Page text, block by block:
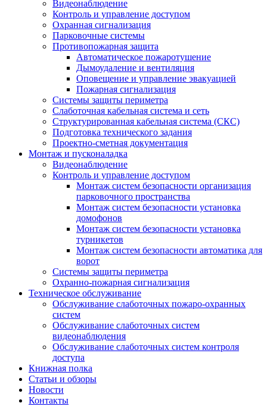
Видеонаблюдение
Контроль и управление доступом
Охранная сигнализация
Парковочные системы
Противопожарная защита
Автоматическое пожаротушение
Дымоудаление и вентиляция
Оповещение и управление эвакуацией
Пожарная сигнализация
Системы защиты периметра
Слаботочная кабельная система и сеть
Структурированная кабельная система (СКС)
Подготовка технического задания
Проектно-сметная документация
Монтаж и пусконаладка
Видеонаблюдение
Контроль и управление доступом
Монтаж систем безопасности организация
парковочного пространства
Монтаж систем безопасности установка
домофонов
Монтаж систем безопасности установка
турникетов
Монтаж систем безопасности автоматика для
ворот
Системы защиты периметра
Охранно-пожарная сигнализация
Техническое обслуживание
Обслуживание слаботочных пожаро-охранных
систем
Обслуживание слаботочных систем
видеонаблюдения
Обслуживание слаботочных систем контроля
доступа
Книжная полка
Статьи и обзоры
Новости
Контакты